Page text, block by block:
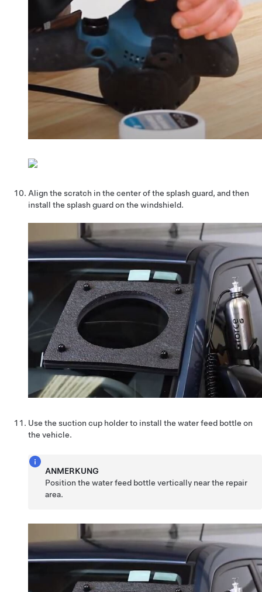
Align the scratch in the center of the splash guard, and then
install the splash guard on the windshield.
Use the suction cup holder to install the water feed bottle on
the vehicle.
ANMERKUNG
Position the water feed bottle vertically near the repair
area.